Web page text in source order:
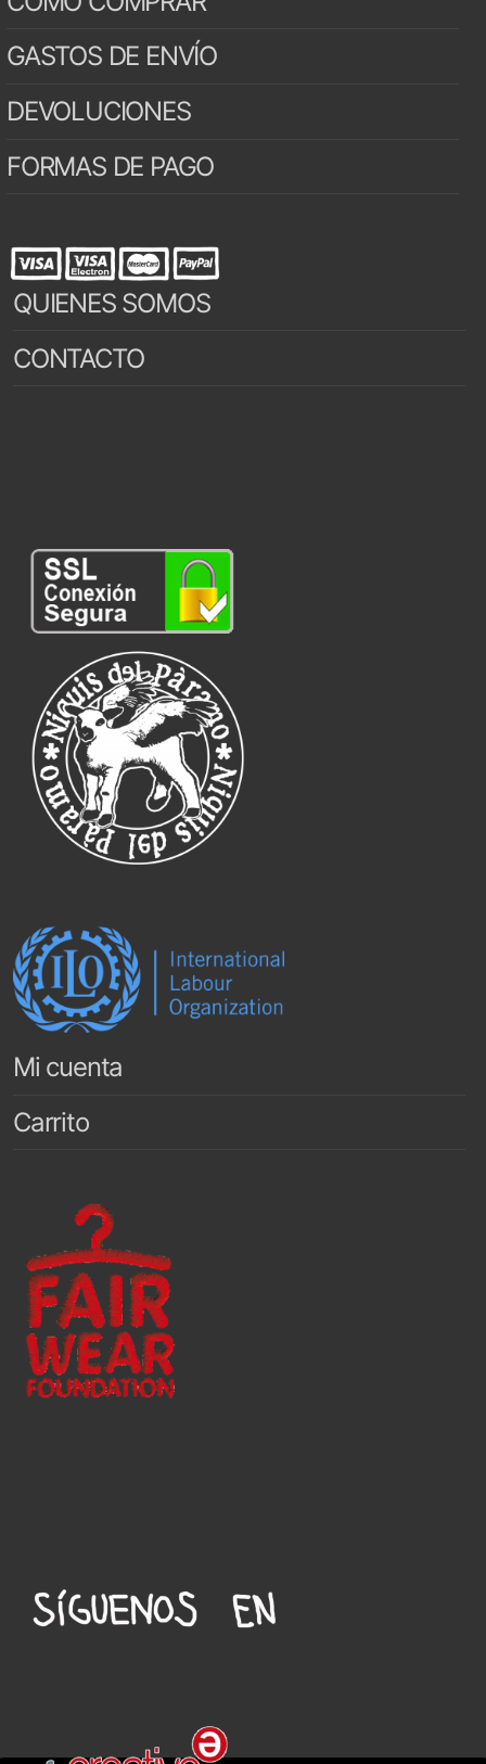
GASTOS DE ENVÍO
DEVOLUCIONES
FORMAS DE PAGO
QUIENES SOMOS
CONTACTO
Mi cuenta
Carrito